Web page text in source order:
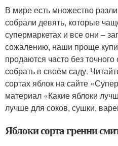
В мире есть множество
собрали девять, которые
супермаркетах и все они –
сожалению, наши проще
продаются часто без
собрать в своём саду.
сортах яблок на сайте
материал «Какие яблоки
лучше для соков, сушки,
Яблоки сорта гренни